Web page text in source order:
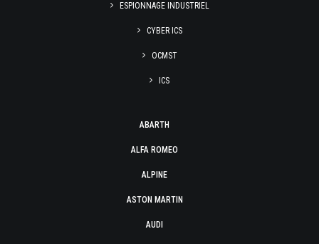
ESPIONNAGE INDUSTRIEL
CYBER ICS
OCMST
ICS
ABARTH
ALFA ROMEO
ALPINE
ASTON MARTIN
AUDI